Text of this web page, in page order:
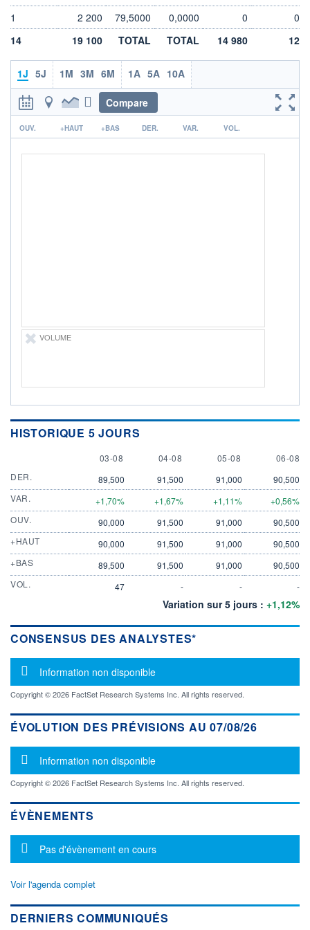
0,00 EUR
PROCHAIN
DIVIDENDE
ÉLIGIBILITÉ
Non éligible
Boursobank
+ PORTEFEUILLE
1
2 200 79,5000 0,0000 0
0
14
19 100 TOTAL TOTAL 14 980 12
1J 5J 1M 3M 6M 1A 5A 10A
Compare
r
OUV. +HAUT +BAS DER. VAR. VOL.
VOLUME
HISTORIQUE 5 JOURS
3 AUGUST
03-08 4 AUGUST
04-08 5 AUGUST
05-08 6
06-08
DER.
89,500 91,500 91,000
90,500
VAR.
+1,70% +1,67% +1,11%
+0,56%
OUV.
90,000 91,500 91,000
90,500
+HAUT
90,000 91,500 91,000
90,500
+BAS
89,500 91,500 91,000
90,500
VOL.
47 - - -
Variation sur 5 jours : +1,12%
CONSENSUS DES ANALYSTES*
Message d'information
Information non disponible
Copyright © 2026 FactSet Research Systems Inc. All rights reserved.
ÉVOLUTION DES PRÉVISIONS AU 07/08/26
Message d'information
Information non disponible
Copyright © 2026 FactSet Research Systems Inc. All rights reserved.
ÉVÈNEMENTS
Message d'information
Pas d'évènement en cours
Voir l'agenda complet
DERNIERS COMMUNIQUÉS